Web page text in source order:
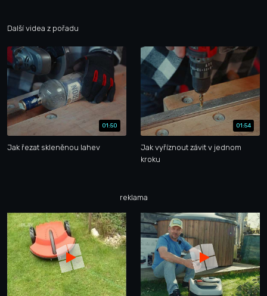
Další videa z pořadu
01:50
Jak řezat skleněnou lahev
01:54
Jak vyříznout závit v jednom
kroku
reklama